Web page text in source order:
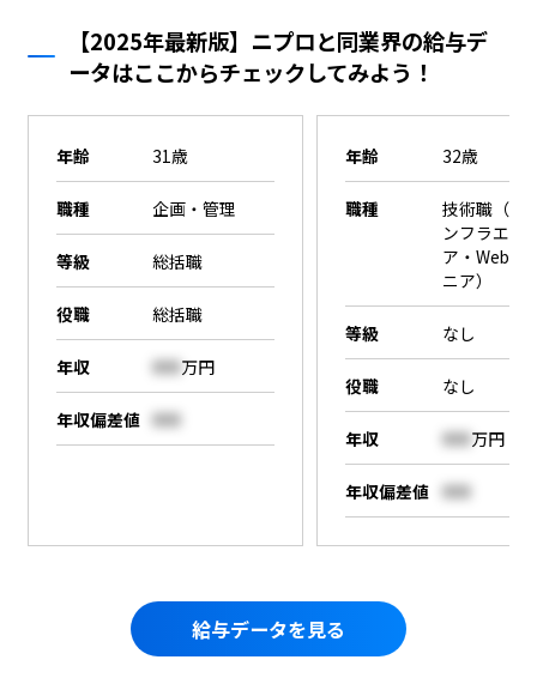
【2025年最新版】ニプロと同業界の給与デ
ータはここからチェックしてみよう！
年齢 31歳
職種 企画・管理
等級 総括職
役職 総括職
年収 000万円
年収偏差値 000
年齢 32歳
職種
技術職（SE
ンフラエン
ア・Webエ
ニア）
等級 なし
役職 なし
年収 000万円
年収偏差値 000
給与データを見る